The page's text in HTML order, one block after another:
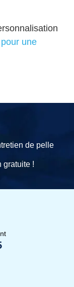
une
de pelle
gratuite !